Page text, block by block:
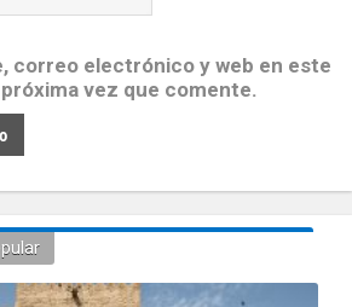
correo electrónico y web en este
vez que comente.